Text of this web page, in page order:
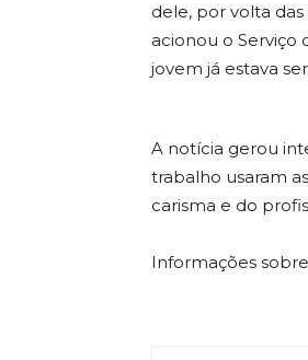
dele, por volta
acionou o Serviço
jovem já estava
A notícia gerou
trabalho usaram
carisma e do
Informações